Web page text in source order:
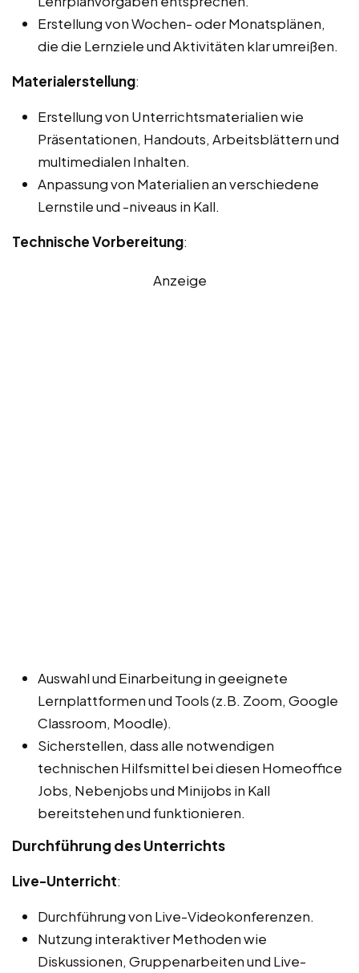
Erstellung von Wochen- oder Monatsplänen,
die die Lernziele und Aktivitäten klar umreißen.
Materialerstellung:
Erstellung von Unterrichtsmaterialien wie
Präsentationen, Handouts, Arbeitsblättern und
multimedialen Inhalten.
Anpassung von Materialien an verschiedene
Lernstile und -niveaus in Kall.
Technische Vorbereitung:
Anzeige
Auswahl und Einarbeitung in geeignete
Lernplattformen und Tools (z.B. Zoom, Google
Classroom, Moodle).
Sicherstellen, dass alle notwendigen
technischen Hilfsmittel bei diesen Homeoffice
Jobs, Nebenjobs und Minijobs in Kall
bereitstehen und funktionieren.
Durchführung des Unterrichts
Live-Unterricht:
Durchführung von Live-Videokonferenzen.
Nutzung interaktiver Methoden wie
Diskussionen, Gruppenarbeiten und Live-